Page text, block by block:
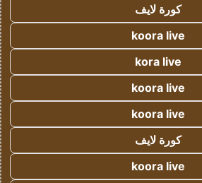
كورة لايف
koora live
kora live
koora live
koora live
كورة لايف
koora live